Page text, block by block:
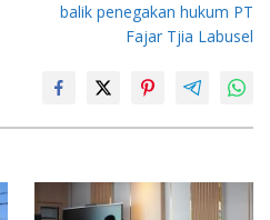
balik penegakan hukum PT
Fajar Tjia Labusel